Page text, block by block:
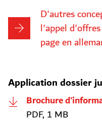
D'autres
l'appel
page en
Application dossier
Brochure
PDF, 1 MB